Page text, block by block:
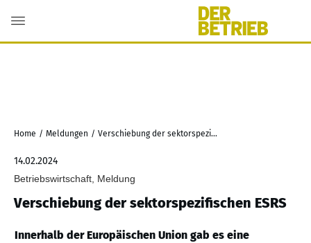
Home / Meldungen / Verschiebung der sektorspezifischen ESRS
14.02.2024
Betriebswirtschaft, Meldung
Verschiebung der sektorspezifischen ESRS
Innerhalb der Europäischen Union gab es eine